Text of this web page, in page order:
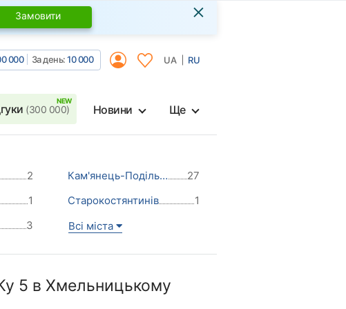
Замовити ×
000 За день:10 000 UA RU
(300 000) Новини Ще
2 Кам'янець-Подільський
27
1 Старокостянтинів
1
3 Всі міста
5 в Хмельницькому